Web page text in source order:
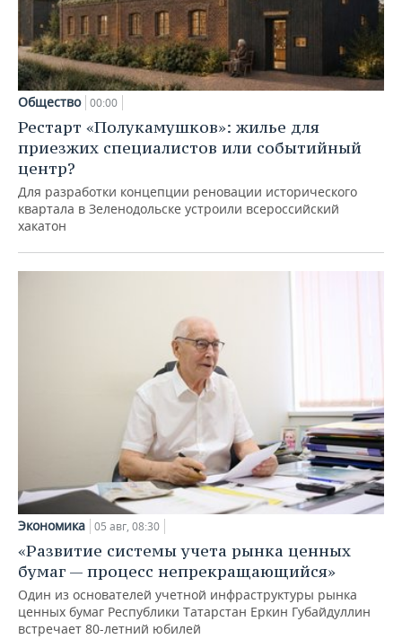
Общество 00:00
Рестарт «Полукамушков»: жилье для
приезжих специалистов или событийный
центр?
Для разработки концепции реновации исторического
квартала в Зеленодольске устроили всероссийский
хакатон
Экономика 05 авг, 08:30
«Развитие системы учета рынка ценных
бумаг — процесс непрекращающийся»
Один из основателей учетной инфраструктуры рынка
ценных бумаг Республики Татарстан Еркин Губайдуллин
встречает 80-летний юбилей